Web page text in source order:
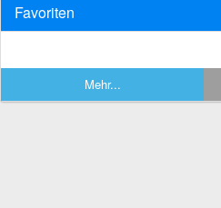
Favoriten
Mehr...